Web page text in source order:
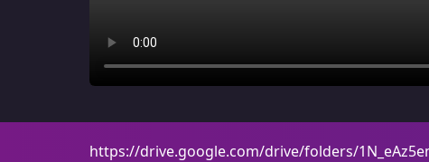
https://drive.google.com/drive/folders/